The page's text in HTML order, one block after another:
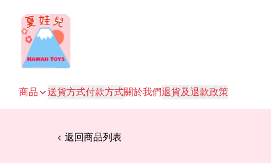
商品 送貨方式付款方式關於我們退貨及退款政策
< 返回商品列表